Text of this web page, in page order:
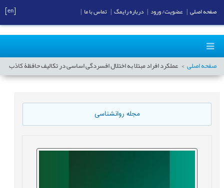
صفحه اصلی عملکرد افراد مبتلا به اختلال افسردگی اساسی در تکالیف حافظۀ کاذب
مجله روانشناسی
صفحه اصلی عضویت/ ورود درباره رایمگ تماس با ما